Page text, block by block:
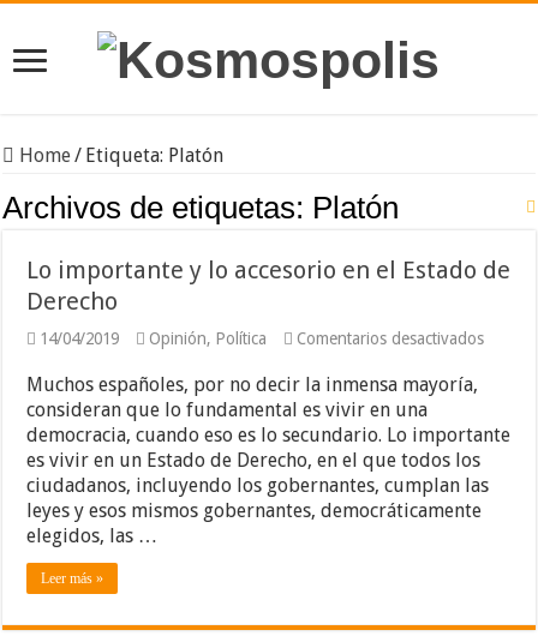
Home/ Etiqueta: Platón
Archivos de etiquetas: Platón
Lo importante y lo accesorio en el Estado de
Derecho
14/04/2019 Opinión, Política Comentarios desactivadosen
Estado
Muchos españoles, por no decir la inmensa mayoría,
consideran que lo fundamental es vivir en una
democracia, cuando eso es lo secundario. Lo importante
es vivir en un Estado de Derecho, en el que todos los
ciudadanos, incluyendo los gobernantes, cumplan las
leyes y esos mismos gobernantes, democráticamente
elegidos, las …
Leer más »